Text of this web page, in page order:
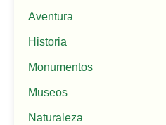
Aventura
Historia
Monumentos
Museos
Naturaleza